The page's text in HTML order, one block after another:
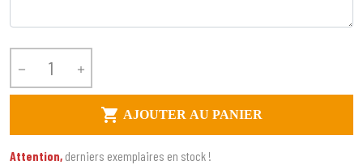
 
 AJOUTER AU PANIER
Attention, derniers exemplaires en stock !